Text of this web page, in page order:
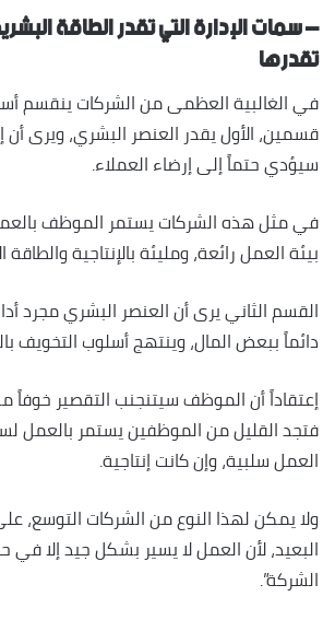
– سمات الإدارة التي تقدر الطاقة
تقدرها
في الغالبية العظمى من الشركات ينقسم
قسمين، الأول يقدر العنصر البشري، ويرى
سيؤدي حتماً إلى إرضاء العملاء.
في مثل هذه الشركات يستمر الموظف
بيئة العمل رائعة، ومليئة بالإنتاجية والطاقة
القسم الثاني يرى أن العنصر البشري مجرد
دائماً ببعض المال، وينتهج أسلوب التخويف
إعتقاداً أن الموظف سيتنجنب التقصير خوفاً
فتجد القليل من الموظفين يستمر بالعمل
العمل سلبية، وإن كانت إنتاجية.
ولا يمكن لهذا النوع من الشركات التوسع،
البعيد، لأن العمل لا يسير بشكل جيد إلا في
الشركة”.